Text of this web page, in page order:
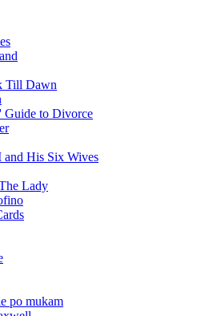
Till Dawn
Guide to Divorce
His Six Wives
Lady
po mukam